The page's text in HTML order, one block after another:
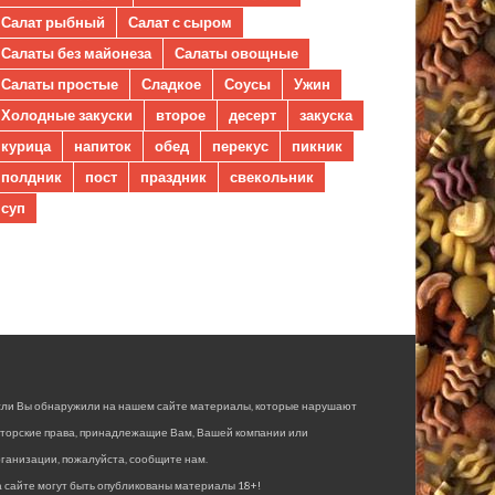
Салат рыбный
Салат с сыром
Салаты без майонеза
Салаты овощные
Салаты простые
Сладкое Соусы
Ужин
Холодные закуски
второе десерт
закуска
курица
напиток обед перекус
пикник
полдник
пост праздник
свекольник
суп
Вы обнаружили на нашем сайте материалы, которые нарушают
права, принадлежащие Вам, Вашей компании или
пожалуйста, сообщите нам.
сайте могут быть опубликованы материалы 18+!